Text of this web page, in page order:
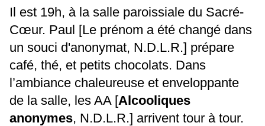
Il est 19h, à la salle paroissiale du Sacré-
Cœur. Paul [Le prénom a été changé dans
un souci d'anonymat, N.D.L.R.] prépare
café, thé, et petits chocolats. Dans
l’ambiance chaleureuse et enveloppante
de la salle, les AA [Alcooliques
anonymes, N.D.L.R.] arrivent tour à tour.